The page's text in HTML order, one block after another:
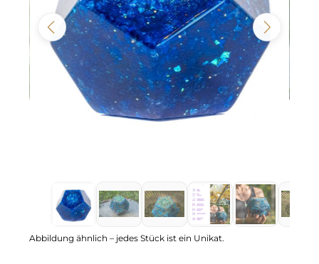
Abbildung ähnlich – jedes Stück ist ein Unikat.